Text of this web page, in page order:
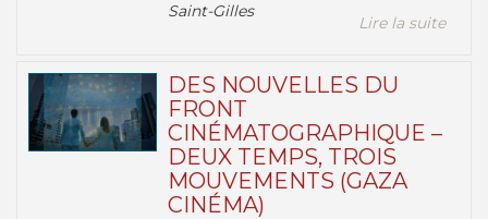
Saint-Gilles
Lire la suite
DES NOUVELLES DU
FRONT
CINÉMATOGRAPHIQUE –
DEUX TEMPS, TROIS
MOUVEMENTS (GAZA
CINÉMA)